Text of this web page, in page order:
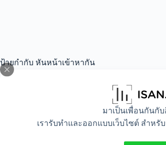
มาเป็นเพื่อนกันกั
เรารับทำและออกแบบเว็บไซต์ สำหรั
ป้ายกำกับ หันหน้าเข้าหากัน